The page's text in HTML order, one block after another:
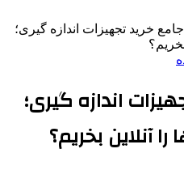
خرید تجهیزات اندازه گیری؛
اندازه گیری؛
آنلاین بخریم؟